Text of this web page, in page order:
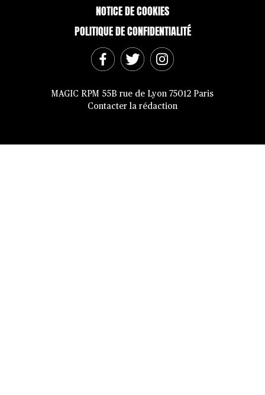
NOTICE DE COOKIES
POLITIQUE DE CONFIDENTIALITÉ
MAGIC RPM 55B rue de Lyon 75012 Paris
Contacter la rédaction